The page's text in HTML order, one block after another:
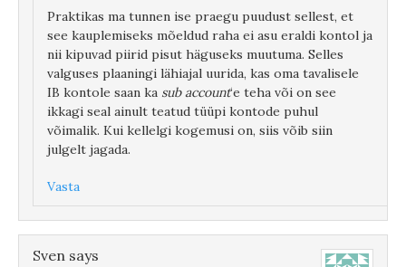
Praktikas ma tunnen ise praegu puudust sellest, et
see kauplemiseks mõeldud raha ei asu eraldi kontol ja
nii kipuvad piirid pisut häguseks muutuma. Selles
valguses plaaningi lähiajal uurida, kas oma tavalisele
IB kontole saan ka sub account‘e teha või on see
ikkagi seal ainult teatud tüüpi kontode puhul
võimalik. Kui kellelgi kogemusi on, siis võib siin
julgelt jagada.
Vasta
Sven says